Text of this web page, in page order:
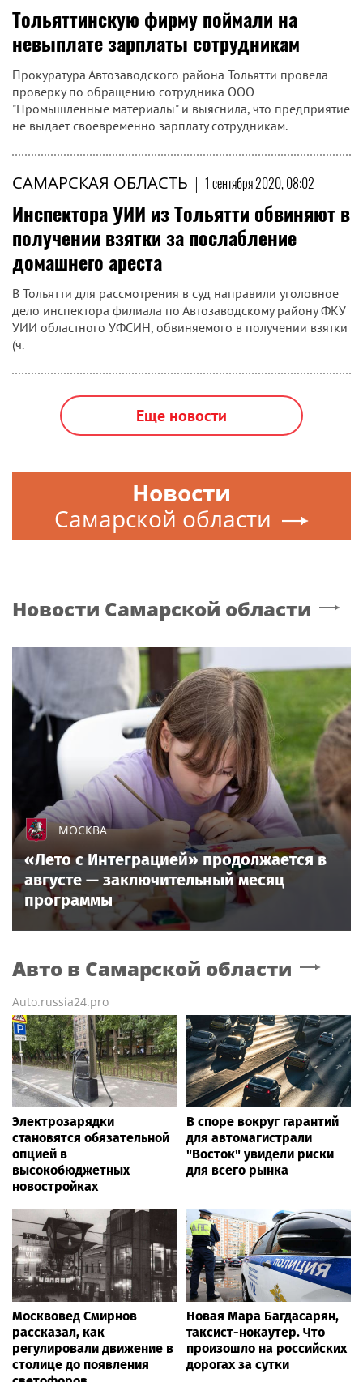
Тольяттинскую фирму поймали на
невыплате зарплаты сотрудникам
Прокуратура Автозаводского района Тольятти провела
проверку по обращению сотрудника ООО
"Промышленные материалы" и выяснила, что предприятие
не выдает своевременно зарплату сотрудникам.
САМАРСКАЯ ОБЛАСТЬ | 1 сентября 2020, 08:02
Инспектора УИИ из Тольятти обвиняют в
получении взятки за послабление
домашнего ареста
В Тольятти для рассмотрения в суд направили уголовное
дело инспектора филиала по Автозаводскому району ФКУ
УИИ областного УФСИН, обвиняемого в получении взятки
(ч.
Еще новости
Новости
Самарской области
Новости Самарской области
МОСКВА
«Лето с Интеграцией» продолжается в
августе — заключительный месяц
программы
Авто в Самарской области
Auto.russia24.pro
Электрозарядки
становятся обязательной
опцией в
высокобюджетных
новостройках
В споре вокруг гарантий
для автомагистрали
"Восток" увидели риски
для всего рынка
Москвовед Смирнов
рассказал, как
регулировали движение в
столице до появления
Новая Мара Багдасарян,
таксист-нокаутер. Что
произошло на российских
дорогах за сутки